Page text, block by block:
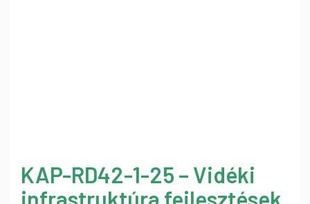
KAP-RD42-1-25 – Vidéki